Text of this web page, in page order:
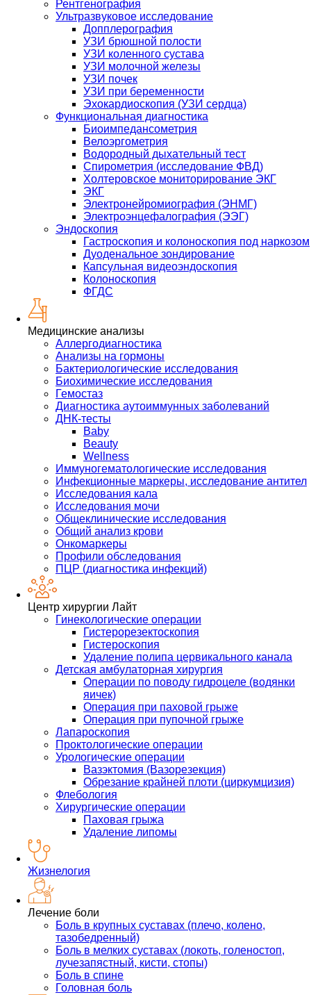
Рентгенография
Ультразвуковое исследование
Допплерография
УЗИ брюшной полости
УЗИ коленного сустава
УЗИ молочной железы
УЗИ почек
УЗИ при беременности
Эхокардиоскопия (УЗИ сердца)
Функциональная диагностика
Биоимпедансометрия
Велоэргометрия
Водородный дыхательный тест
Спирометрия (исследование ФВД)
Холтеровское мониторирование ЭКГ
ЭКГ
Электронейромиография (ЭНМГ)
Электроэнцефалография (ЭЭГ)
Эндоскопия
Гастроскопия и колоноскопия под наркозом
Дуоденальное зондирование
Капсульная видеоэндоскопия
Колоноскопия
ФГДС
Медицинские анализы
Аллергодиагностика
Анализы на гормоны
Бактериологические исследования
Биохимические исследования
Гемостаз
Диагностика аутоиммунных заболеваний
ДНК-тесты
Baby
Beauty
Wellness
Иммуногематологические исследования
Инфекционные маркеры, исследование антител
Исследования кала
Исследования мочи
Общеклинические исследования
Общий анализ крови
Онкомаркеры
Профили обследования
ПЦР (диагностика инфекций)
Центр хирургии Лайт
Гинекологические операции
Гистерорезектоскопия
Гистероскопия
Удаление полипа цервикального канала
Детская амбулаторная хирургия
Операции по поводу гидроцеле (водянки
яичек)
Операция при паховой грыже
Операция при пупочной грыже
Лапароскопия
Проктологические операции
Урологические операции
Вазэктомия (Вазорезекция)
Обрезание крайней плоти (циркумцизия)
Флебология
Хирургические операции
Паховая грыжа
Удаление липомы
Жизнелогия
Лечение боли
Боль в крупных суставах (плечо, колено,
тазобедренный)
Боль в мелких суставах (локоть, голеностоп,
лучезапястный, кисти, стопы)
Боль в спине
Головная боль